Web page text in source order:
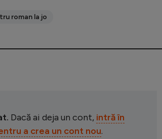
roman la jo
Dacă ai deja un cont, intră în
a crea un cont nou.